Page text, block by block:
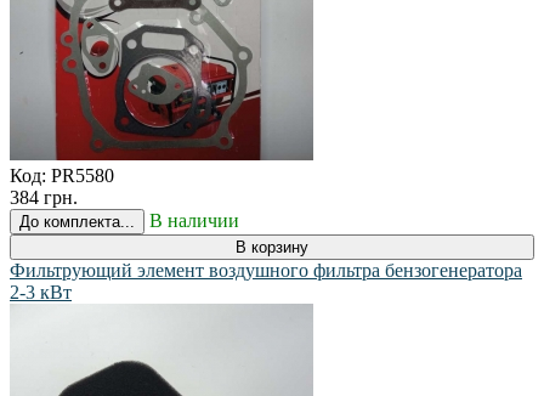
Код: PR5580
384 грн.
До комплекта... В наличии
В корзину
Фильтрующий элемент воздушного фильтра бензогенератора
2-3 кВт